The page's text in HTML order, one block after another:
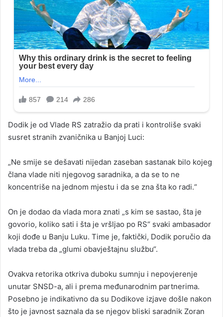
Dodik je od Vlade RS zatražio da prati i kontroliše svaki
susret stranih zvaničnika u Banjoj Luci:
„Ne smije se dešavati nijedan zaseban sastanak bilo kojeg
člana vlade niti njegovog saradnika, a da se to ne
koncentriše na jednom mjestu i da se zna šta ko radi.“
On je dodao da vlada mora znati „s kim se sastao, šta je
govorio, koliko sati i šta je vršljao po RS“ svaki ambasador
koji dođe u Banju Luku. Time je, faktički, Dodik poručio da
vlada treba da „glumi obavještajnu službu“.
Ovakva retorika otkriva duboku sumnju i nepovjerenje
unutar SNSD-a, ali i prema međunarodnim partnerima.
Posebno je indikativno da su Dodikove izjave došle nakon
što je javnost saznala da se njegov bliski saradnik Zoran